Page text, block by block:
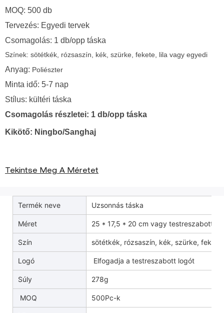
MOQ: 500 db
Tervezés: Egyedi tervek
Csomagolás: 1 db/opp táska
Színek: sötétkék, rózsaszín, kék, szürke, fekete, lila vagy egyedi
Anyag: Poliészter
Minta idő: 5-7 nap
Stílus: kültéri táska
Csomagolás részletei: 1 db/opp táska
Kikötő: Ningbo/Sanghaj
Tekintse Meg A Méretet
Termék neve Uzsonnás táska
Méret 25 * 17,5 * 20 cm vagy testreszabott
Szín sötétkék, rózsaszín, kék, szürke,
Logó Elfogadja a testreszabott logót
Súly 278g
MOQ 500Pc-k